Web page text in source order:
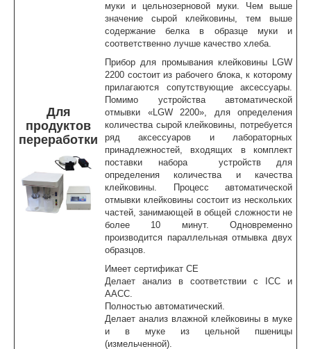
Для
продуктов
переработки
муки и цельнозерновой муки. Чем выше
значение сырой клейковины, тем выше
содержание белка в образце муки и
соответственно лучше качество хлеба.
Прибор для промывания клейковины LGW
2200 состоит из рабочего блока, к которому
прилагаются сопутствующие аксессуары.
Помимо устройства автоматической
отмывки «LGW 2200», для определения
количества сырой клейковины, потребуется
ряд аксессуаров и лабораторных
принадлежностей, входящих в комплект
поставки набора устройств для
определения количества и качества
клейковины. Процесс автоматической
отмывки клейковины состоит из нескольких
частей, занимающей в общей сложности не
более 10 минут. Одновременно
производится параллельная отмывка двух
образцов.
Имеет сертификат CE
Делает анализ в соответствии с ICC и
AACC.
Полностью автоматический.
Делает анализ влажной клейковины в муке
и в муке из цельной пшеницы
(измельченной).